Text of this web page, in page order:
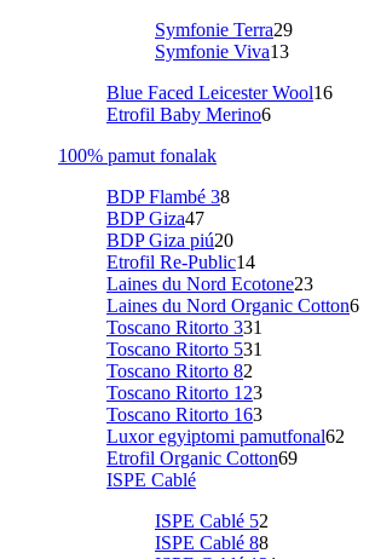
Symfonie Terra29
Symfonie Viva13
Blue Faced Leicester Wool16
Etrofil Baby Merino6
100% pamut fonalak
BDP Flambé 38
BDP Giza47
BDP Giza piú20
Etrofil Re-Public14
Laines du Nord Ecotone23
Laines du Nord Organic Cotton6
Toscano Ritorto 331
Toscano Ritorto 531
Toscano Ritorto 82
Toscano Ritorto 123
Toscano Ritorto 163
Luxor egyiptomi pamutfonal62
Etrofil Organic Cotton69
ISPE Cablé
ISPE Cablé 52
ISPE Cablé 88